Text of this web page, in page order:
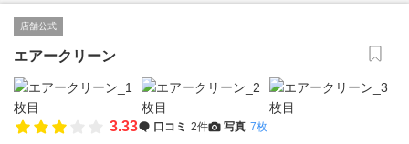
店舗公式
エアークリーン
3.33 口コミ 2件 写真 7枚